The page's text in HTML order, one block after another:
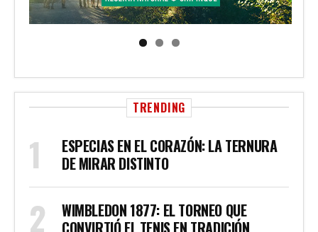
TRENDING
ESPECIAS EN EL CORAZÓN: LA TERNURA
DE MIRAR DISTINTO
WIMBLEDON 1877: EL TORNEO QUE